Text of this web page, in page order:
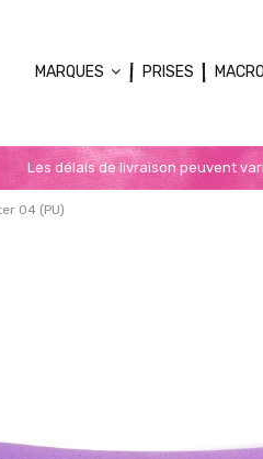
MARQUES PRISES
Les délais de livraison peuvent
04 (PU)